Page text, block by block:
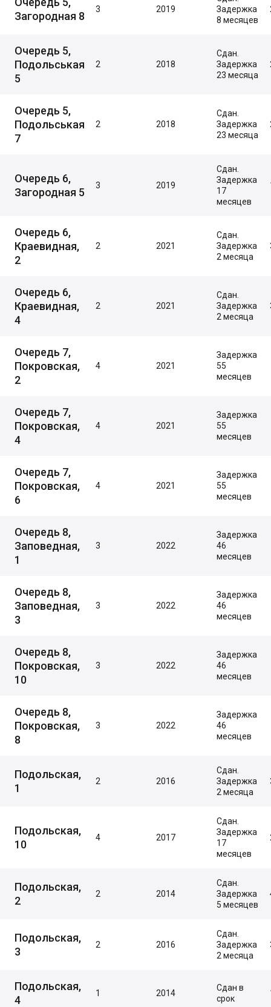
Загородная 8
3 2019
Задержка
8 месяцев
Очередь 5,
Подольськая
5
2 2018
Сдан.
Задержка
23 месяца
Очередь 5,
Подольськая
7
2 2018
Сдан.
Задержка
23 месяца
Очередь 6,
Загородная 5
3 2019
Сдан.
Задержка
17
месяцев
Очередь 6,
Краевидная,
2
2 2021
Сдан.
Задержка
2 месяца
Очередь 6,
Краевидная,
4
2 2021
Сдан.
Задержка
2 месяца
Очередь 7,
Покровская,
2
4 2021
Задержка
55
месяцев
Очередь 7,
Покровская,
4
4 2021
Задержка
55
месяцев
Очередь 7,
Покровская,
6
4 2021
Задержка
55
месяцев
Очередь 8,
Заповедная,
1
3 2022
Задержка
46
месяцев
Очередь 8,
Заповедная,
3
3 2022
Задержка
46
месяцев
Очередь 8,
Покровская,
10
3 2022
Задержка
46
месяцев
Очередь 8,
Покровская,
8
3 2022
Задержка
46
месяцев
Подольская,
1
2 2016
Сдан.
Задержка
2 месяца
Подольская,
10
4 2017
Сдан.
Задержка
17
месяцев
Подольская,
2
2 2014
Сдан.
Задержка
5 месяцев
Подольская,
3
2 2016
Сдан.
Задержка
2 месяца
Подольская,
4
1 2014
Сдан в
срок